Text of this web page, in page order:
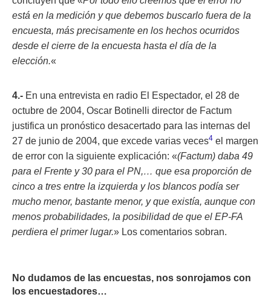
está en la medición y que debemos buscarlo fuera de la
encuesta, más precisamente en los hechos ocurridos
desde el cierre de la encuesta hasta el día de la
elección.«
4.- En una entrevista en radio El Espectador, el 28 de
octubre de 2004, Oscar Botinelli director de Factum
justifica un pronóstico desacertado para las internas del
27 de junio de 2004, que excede varias veces4 el margen
de error con la siguiente explicación: «(Factum) daba 49
para el Frente y 30 para el PN,… que esa proporción de
cinco a tres entre la izquierda y los blancos podía ser
mucho menor, bastante menor, y que existía, aunque con
menos probabilidades, la posibilidad de que el EP-FA
perdiera el primer lugar.» Los comentarios sobran.
No dudamos de las encuestas, nos sonrojamos con
los encuestadores…